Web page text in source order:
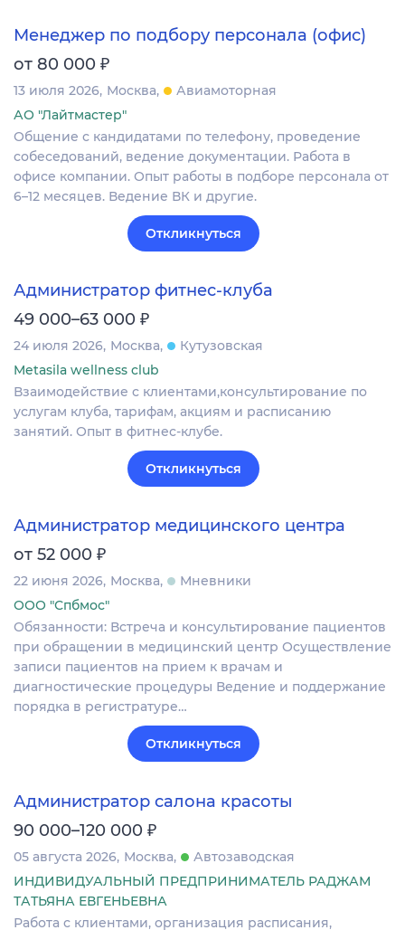
Менеджер по подбору персонала (офис)
от 80 000 ₽
13 июля 2026 Москва
Авиамоторная
АО "Лайтмастер"
Общение с кандидатами по телефону, проведение
собеседований, ведение документации. Работа в
офисе компании. Опыт работы в подборе персонала от
6–12 месяцев. Ведение ВК и другие.
Откликнуться
Администратор фитнес-клуба
49 000–63 000 ₽
24 июля 2026 Москва
Кутузовская
Metasila wellness club
Взаимодействие с клиентами,консультирование по
услугам клуба, тарифам, акциям и расписанию
занятий. Опыт в фитнес-клубе.
Откликнуться
Администратор медицинского центра
от 52 000 ₽
22 июня 2026 Москва
Мневники
ООО "Спбмос"
Обязанности: Встреча и консультирование пациентов
при обращении в медицинский центр Осуществление
записи пациентов на прием к врачам и
диагностические процедуры Ведение и поддержание
порядка в регистратуре…
Откликнуться
Администратор салона красоты
90 000–120 000 ₽
05 августа 2026 Москва
Автозаводская
ИНДИВИДУАЛЬНЫЙ ПРЕДПРИНИМАТЕЛЬ РАДЖАМ
ТАТЬЯНА ЕВГЕНЬЕВНА
Работа с клиентами, организация расписания,